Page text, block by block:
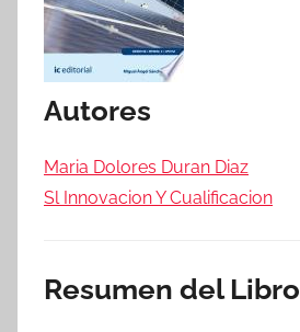
Autores
Maria Dolores Duran Diaz
Sl Innovacion Y Cualificacion
Resumen del Libro